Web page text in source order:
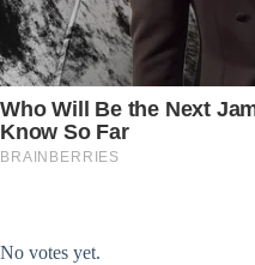
No votes yet.